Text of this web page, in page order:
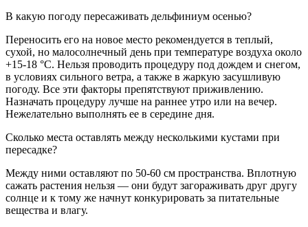
В какую погоду пересаживать дельфиниум осенью?
Переносить его на новое место рекомендуется в теплый,
сухой, но малосолнечный день при температуре воздуха около
+15-18 °С. Нельзя проводить процедуру под дождем и снегом,
в условиях сильного ветра, а также в жаркую засушливую
погоду. Все эти факторы препятствуют приживлению.
Назначать процедуру лучше на раннее утро или на вечер.
Нежелательно выполнять ее в середине дня.
Сколько места оставлять между несколькими кустами при
пересадке?
Между ними оставляют по 50-60 см пространства. Вплотную
сажать растения нельзя — они будут загораживать друг другу
солнце и к тому же начнут конкурировать за питательные
вещества и влагу.